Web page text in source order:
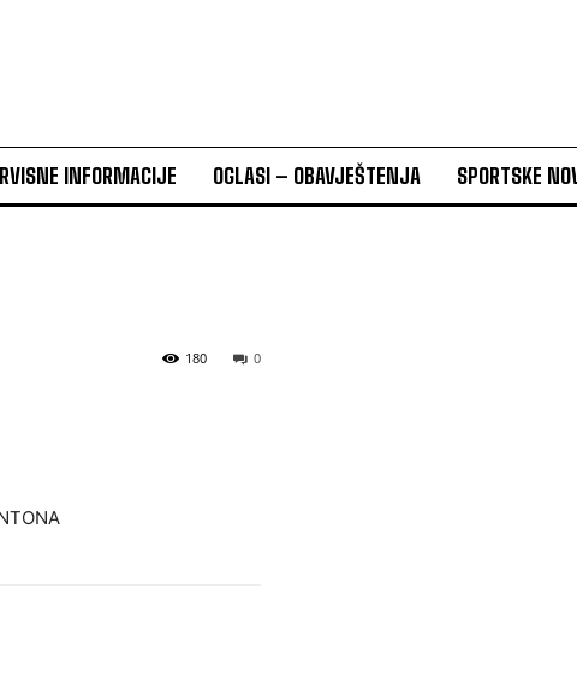
INFORMACIJE OGLASI – OBAVJEŠTENJA SPORTSKE
0
180